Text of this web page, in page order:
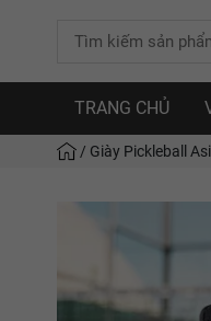
TRANG CHỦ
/ Giày Pickleball